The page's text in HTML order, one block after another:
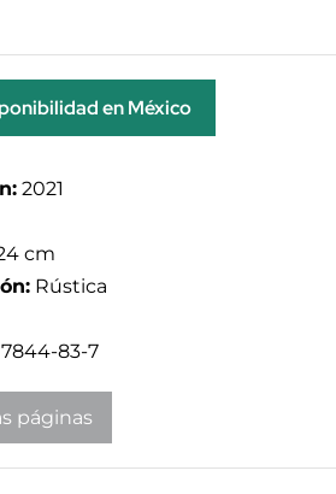
en México
2021
cm
Rústica
83-7
páginas